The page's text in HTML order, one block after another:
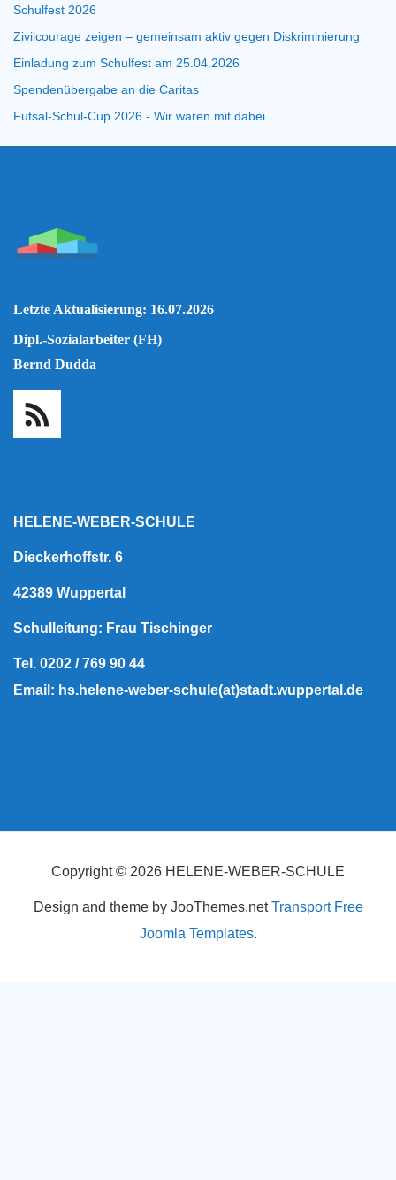
Schulfest 2026
Zivilcourage zeigen – gemeinsam aktiv gegen Diskriminierung
Einladung zum Schulfest am 25.04.2026
Spendenübergabe an die Caritas
Futsal-Schul-Cup 2026 - Wir waren mit dabei
Letzte Aktualisierung: 16.07.2026
Dipl.-Sozialarbeiter (FH)
Bernd Dudda
HELENE-WEBER-SCHULE
Dieckerhoffstr. 6
42389 Wuppertal
Schulleitung: Frau Tischinger
Tel. 0202 / 769 90 44
Email: hs.helene-weber-schule(at)stadt.wuppertal.de
Copyright © 2026 HELENE-WEBER-SCHULE
Design and theme by JooThemes.netTransport Free
Joomla Templates.